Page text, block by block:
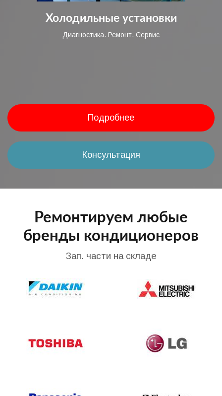
Холодильные установки
Диагностика. Ремонт. Сервис
Подробнее
Консультация
Ремонтируем любые
бренды кондиционеров
Зап. части на складе